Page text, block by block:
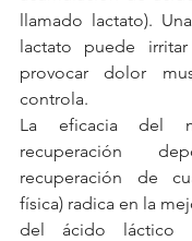
llamado lactato).
lactato puede
provocar dolor
controla.
La eficacia del
recuperación
recuperación de
física) radica en la
del ácido láctico